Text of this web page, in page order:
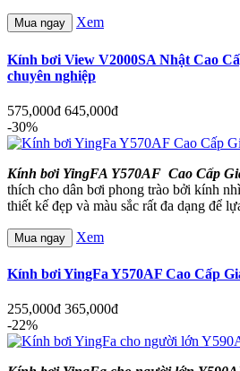
Mua ngay Xem
Kính bơi View V2000SA Nhật Cao
chuyên nghiệp
575,000đ 645,000đ
-30%
Kính bơi YingFA Y570AF Cao Cấp
thích cho dân bơi phong trào bởi kính
thiết kế đẹp và màu sắc rất đa dạng để
Mua ngay Xem
Kính bơi YingFa Y570AF Cao Cấp
255,000đ 365,000đ
-22%